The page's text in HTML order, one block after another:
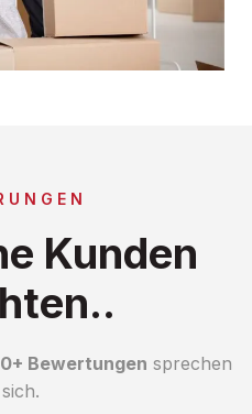
Kunden
Bewertungen sprechen